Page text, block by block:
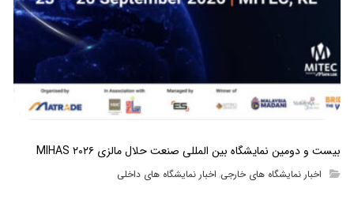
بیست و دومین نمایشگاه بین المللی صنعت حلال مالزی MIHAS ۲۰۲۶
اخبار نمایشگاه های خارجی, اخبار نمایشگاه های داخلی